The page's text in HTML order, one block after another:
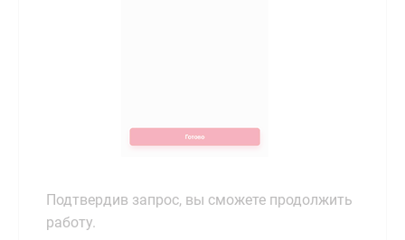
Подтвердив запрос, вы сможете продолжить
работу.